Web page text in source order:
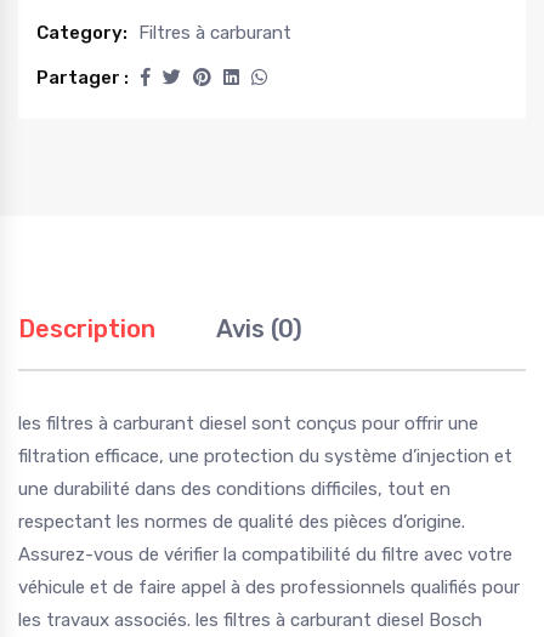
Category: Filtres à carburant
Partager :
Description Avis (0)
les filtres à carburant diesel sont conçus pour offrir une
filtration efficace, une protection du système d’injection et
une durabilité dans des conditions difficiles, tout en
respectant les normes de qualité des pièces d’origine.
Assurez-vous de vérifier la compatibilité du filtre avec votre
véhicule et de faire appel à des professionnels qualifiés pour
les travaux associés. les filtres à carburant diesel Bosch